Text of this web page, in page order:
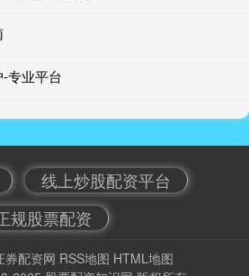
专业平台
线上炒股配资平台
规股票配资
券配资网 RSS地图 HTML地图